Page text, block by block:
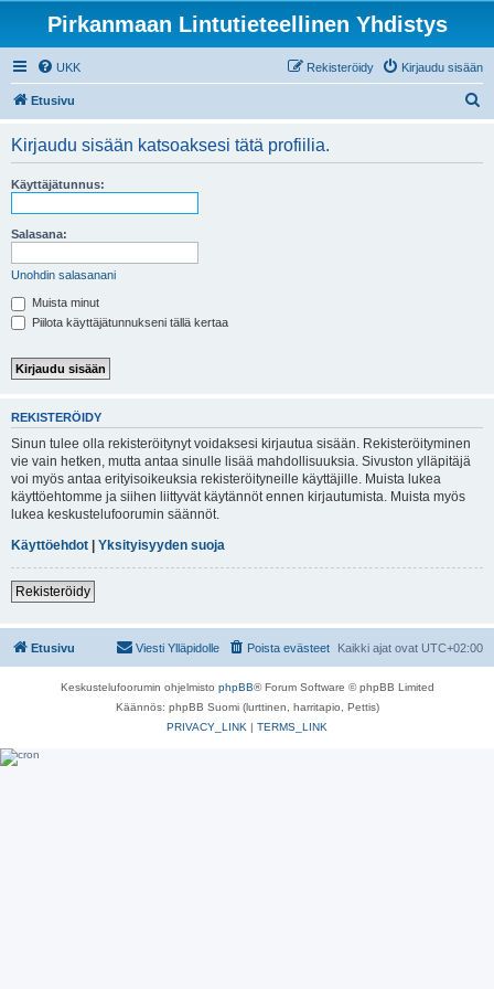
Pirkanmaan Lintutieteellinen Yhdistys
UKK Kirjaudu sisään
Rekisteröidy
Etusivu
Kirjaudu sisään katsoaksesi tätä profiilia.
Käyttäjätunnus:
Salasana:
Unohdin salasanani
Muista minut
Piilota käyttäjätunnukseni tällä kertaa
REKISTERÖIDY
Sinun tulee olla rekisteröitynyt voidaksesi kirjautua sisään. Rekisteröityminen
vie vain hetken, mutta antaa sinulle lisää mahdollisuuksia. Sivuston ylläpitäjä
voi myös antaa erityisoikeuksia rekisteröityneille käyttäjille. Muista lukea
käyttöehtomme ja siihen liittyvät käytännöt ennen kirjautumista. Muista myös
lukea keskustelufoorumin säännöt.
Käyttöehdot | Yksityisyyden suoja
Rekisteröidy
Etusivu Kaikki ajat ovat UTC+02:00
Poista evästeet
Viesti Ylläpidolle
Keskustelufoorumin ohjelmisto phpBB® Forum Software © phpBB Limited
Käännös: phpBB Suomi (lurttinen, harritapio, Pettis)
PRIVACY_LINK | TERMS_LINK